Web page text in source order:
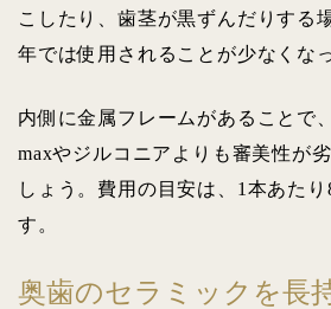
こしたり、歯茎が黒ずんだりする
年では使用されることが少なくな
内側に金属フレームがあることで
maxやジルコニアよりも審美性が
しょう。費用の目安は、1本あた
す。
奥歯のセラミックを長